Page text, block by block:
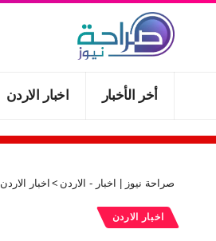
أخر الأخبار اخبار الاردن
صراحة نيوز | اخبار - الاردن > اخبار الاردن
اخبار الاردن